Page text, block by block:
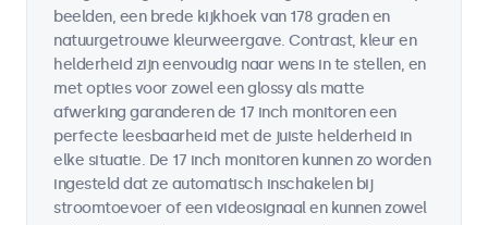
beelden, een brede kijkhoek van 178 graden en
natuurgetrouwe kleurweergave. Contrast, kleur en
helderheid zijn eenvoudig naar wens in te stellen, en
met opties voor zowel een glossy als matte
afwerking garanderen de 17 inch monitoren een
perfecte leesbaarheid met de juiste helderheid in
elke situatie. De 17 inch monitoren kunnen zo worden
ingesteld dat ze automatisch inschakelen bij
stroomtoevoer of een videosignaal en kunnen zowel